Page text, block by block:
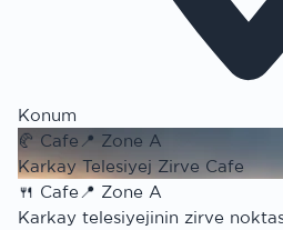
Konum
🥐 Cafe 📍 Zone A
Karkay Telesiyej Zirve Cafe
🍴 Cafe📍 Zone A
Karkay telesiyejinin zirve